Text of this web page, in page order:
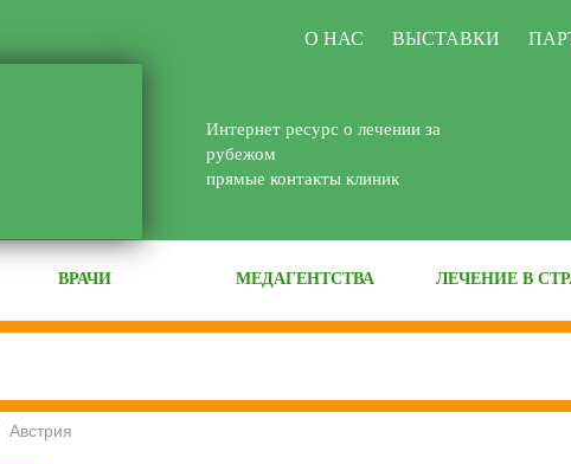
О НАС ВЫСТАВКИ
Интернет ресурс о лечении за
рубежом
прямые контакты клиник
ВРАЧИ МЕДАГЕНТСТВА ЛЕЧЕНИЕ В
Австрия